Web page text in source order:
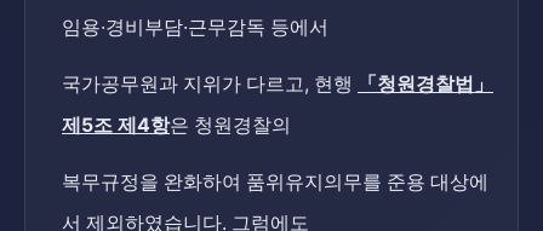
임용·경비부담·근무감독 등에서
국가공무원과 지위가 다르고, 현행
「청원경찰법」
제5조 제4항은 청원경찰의
복무규정을 완화하여 품위유지의무를 준용 대상에
서 제외하였습니다. 그럼에도